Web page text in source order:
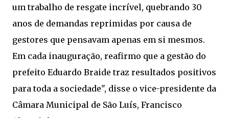
um trabalho de resgate incrível, quebrando 30
anos de demandas reprimidas por causa de
gestores que pensavam apenas em si mesmos.
Em cada inauguração, reafirmo que a gestão do
prefeito Eduardo Braide traz resultados positivos
para toda a sociedade", disse o vice-presidente da
Câmara Municipal de São Luís, Francisco